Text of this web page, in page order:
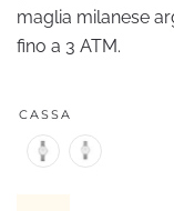
maglia milanese
fino a 3 ATM.
CASSA